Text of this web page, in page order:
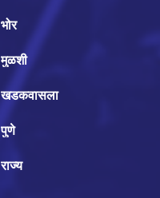
भोर
मुळशी
खडकवासला
पुणे
राज्य